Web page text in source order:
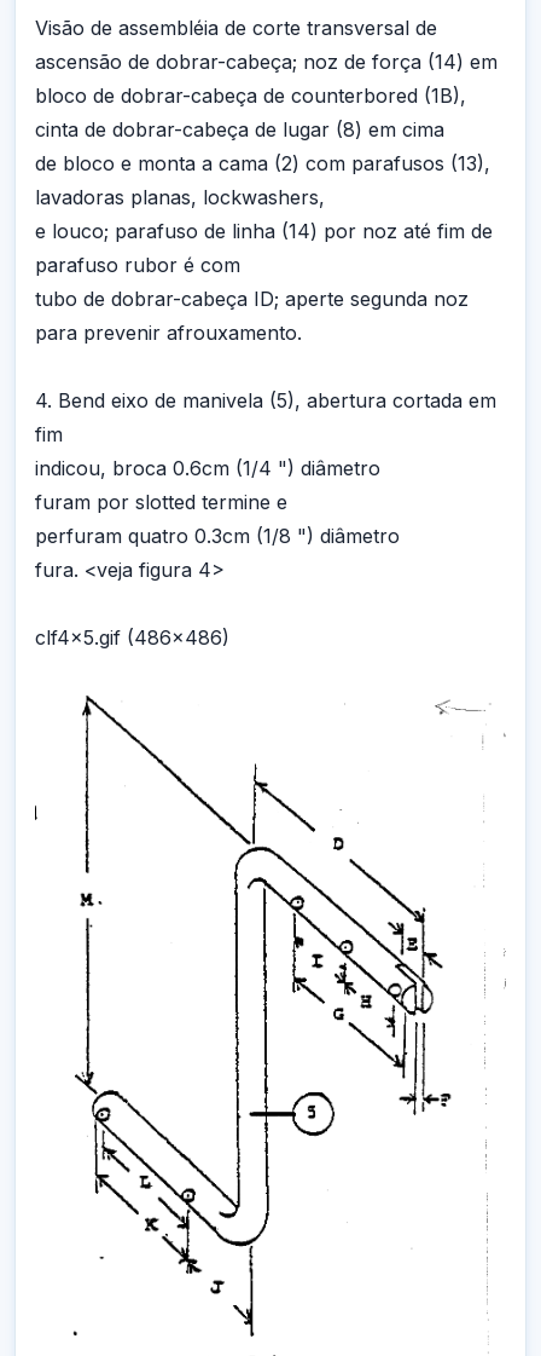
Visão de assembléia de corte transversal de
ascensão de dobrar-cabeça; noz de força (14) em
bloco de dobrar-cabeça de counterbored (1B),
cinta de dobrar-cabeça de lugar (8) em cima
de bloco e monta a cama (2) com parafusos (13),
lavadoras planas, lockwashers,
e louco; parafuso de linha (14) por noz até fim de
parafuso rubor é com
tubo de dobrar-cabeça ID; aperte segunda noz
para prevenir afrouxamento.
4. Bend eixo de manivela (5), abertura cortada em
fim
indicou, broca 0.6cm (1/4 ") diâmetro
furam por slotted termine e
perfuram quatro 0.3cm (1/8 ") diâmetro
fura. <veja figura 4>
clf4x5.gif (486x486)